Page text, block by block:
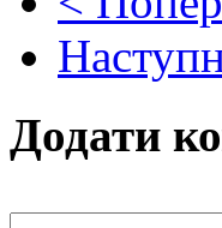
Додати